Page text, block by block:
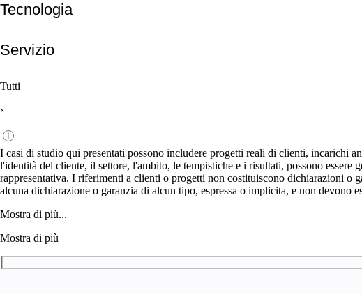
Tecnologia
Servizio
Tutti
›
I casi di studio qui presentati possono includere progetti reali di clienti, incarichi
l'identità del cliente, il settore, l'ambito, le tempistiche e i risultati, possono essere
rappresentativa. I riferimenti a clienti o progetti non costituiscono dichiarazioni o
alcuna dichiarazione o garanzia di alcun tipo, espressa o implicita, e non
Mostra di più...
Mostra di più